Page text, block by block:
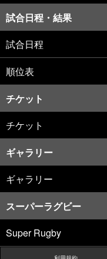
試合日程・結果
試合日程
順位表
チケット
チケット
ギャラリー
ギャラリー
スーパーラグビー
Super Rugby